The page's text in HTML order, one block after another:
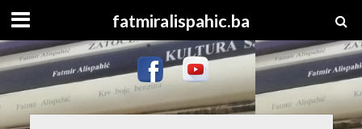
fatmiralispahic.ba